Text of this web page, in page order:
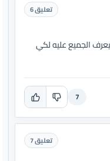
تعليق 6
الجميع عليه لكي
7
تعليق 7